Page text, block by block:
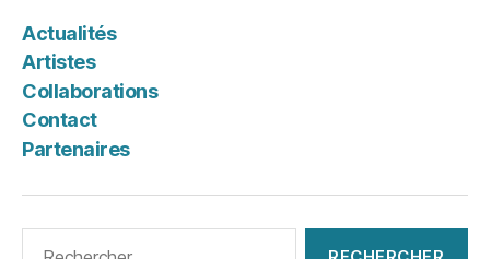
Actualités
Artistes
Collaborations
Contact
Partenaires